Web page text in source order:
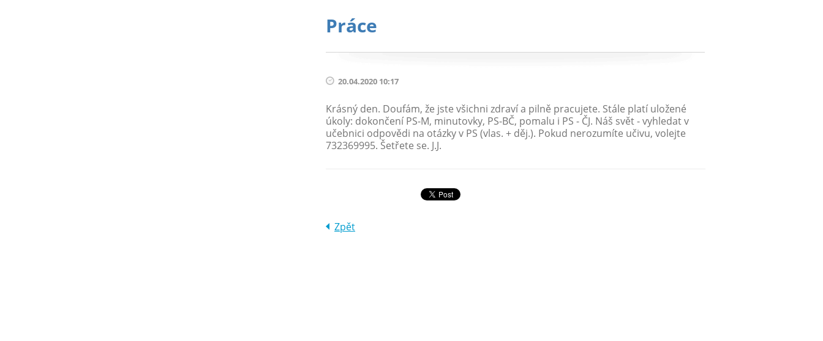
Práce
20.04.2020 10:17
Krásný den. Doufám, že jste všichni zdraví a pilně pracujete. Stále platí uložené
úkoly: dokončení PS-M, minutovky, PS-BČ, pomalu i PS - ČJ. Náš svět - vyhledat v
učebnici odpovědi na otázky v PS (vlas. + děj.). Pokud nerozumíte učivu, volejte
732369995. Šetřete se. J.J.
Zpět